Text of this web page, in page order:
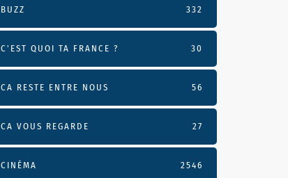
BUZZ 332
C'EST QUOI TA FRANCE ? 30
CA RESTE ENTRE NOUS 56
CA VOUS REGARDE 27
CINÉMA 2546